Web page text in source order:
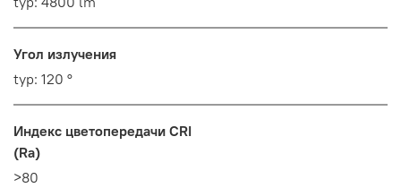
Угол излучения
typ: 120 °
Индекс цветопередачи CRI
(Ra)
>80